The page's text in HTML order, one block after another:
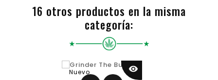
16 otros productos en la misma
categoría:
Nuevo visibility